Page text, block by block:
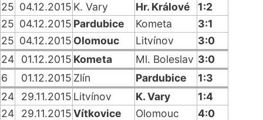
25 04.12.2015 K. Vary Hr. Králové
1:2
25 04.12.2015 Pardubice Kometa
3:1
25 04.12.2015 Olomouc Litvínov
3:0
24
01.12.2015 Kometa Ml. Boleslav 3:0
6
01.12.2015 Zlín Pardubice
1:3
24
29.11.2015 Litvínov K. Vary
1:4
24
29.11.2015Vítkovice Olomouc 4:0